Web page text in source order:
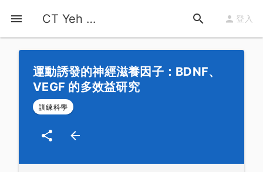
CT Yeh 公路車基地 登入
首頁 運動知識
運動誘發的神經滋養因子：BDNF、
VEGF 的多效益研究
訓練科學